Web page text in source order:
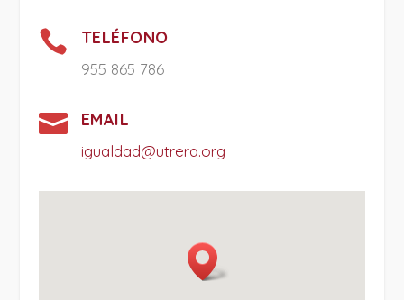
 TELÉFONO
955 865 786
 EMAIL
igualdad@utrera.org